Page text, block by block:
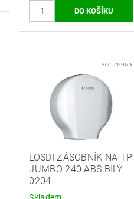
Kód: 70990206
LOSDI ZÁSOBNÍK NA TP
JUMBO 240 ABS BÍLÝ
0204